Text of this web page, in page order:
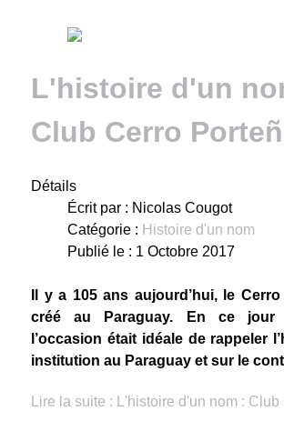
L'histoire d'un
Club Cerro
Détails
Écrit par : Nicolas Cougot
Catégorie : Histoire d'un nom
Publié le : 1 Octobre 2017
Il y a 105 ans aujourd’hui, le
créé au Paraguay. En ce jour
l’occasion était idéale de rappeler
institution au Paraguay et sur le
Lire la suite : L'histoire d'un nom :